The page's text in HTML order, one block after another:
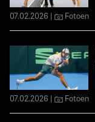
07.02.2026 Fotoen
07.02.2026 Fotoen